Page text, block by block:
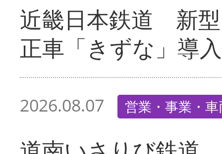
近畿日本鉄道 新
正車「きずな」導入
2026.08.07 営業・事業・